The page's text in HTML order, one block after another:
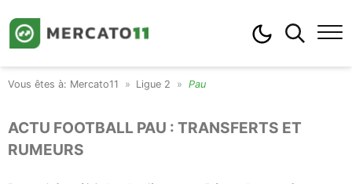
Mercato11 Ligue 2 Pau
ACTU FOOTBALL PAU : TRANSFERTS ET
RUMEURS